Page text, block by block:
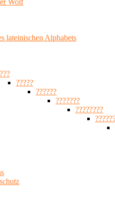
Wolf
lateinischen Alphabets
?????
??????
???????
????????